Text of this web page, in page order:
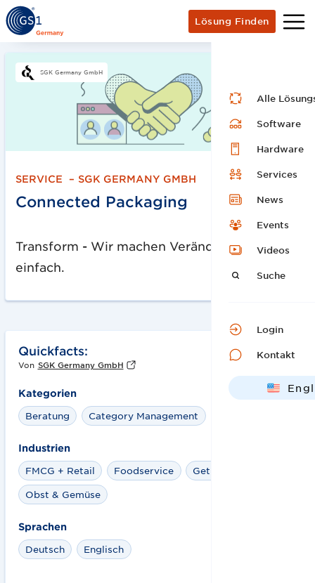
Lösung Finden
Alle
Software
Hardware
Services
News
Events
Videos
Suche
Login
Kontakt
SGK Germany GmbH
SERVICE – SGK GERMANY GMBH
Connected Packaging
Transform - Wir machen Veränderungen
einfach.
Quickfacts:
Von SGK Germany GmbH
Kategorien
Beratung
Category Management
Industrien
FMCG + Retail
Foodservice Getraenke
Obst & Gemüse
Sprachen
Deutsch
Englisch